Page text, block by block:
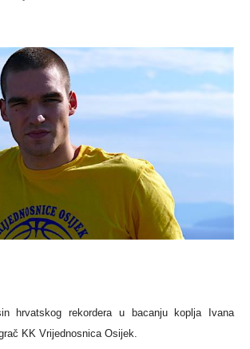
hrvatskog rekordera u bacanju koplja Ivana
KK Vrijednosnica Osijek.